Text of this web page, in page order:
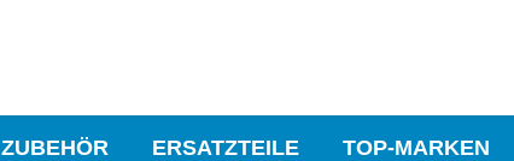
ZUBEHÖR ERSATZTEILE TOP-MARKEN